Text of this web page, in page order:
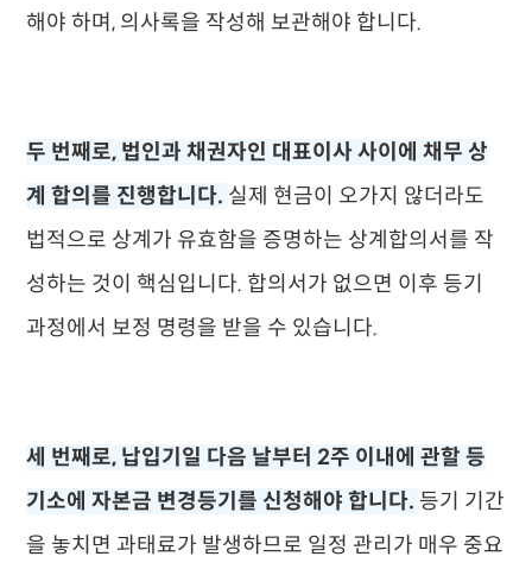
해야 하며, 의사록을 작성해 보관해야 합니다.
두 번째로, 법인과 채권자인 대표이사 사이에 채무 상
계 합의를 진행합니다. 실제 현금이 오가지 않더라도
법적으로 상계가 유효함을 증명하는 상계합의서를 작
성하는 것이 핵심입니다. 합의서가 없으면 이후 등기
과정에서 보정 명령을 받을 수 있습니다.
세 번째로, 납입기일 다음 날부터 2주 이내에 관할 등
기소에 자본금 변경등기를 신청해야 합니다. 등기 기간
을 놓치면 과태료가 발생하므로 일정 관리가 매우 중요